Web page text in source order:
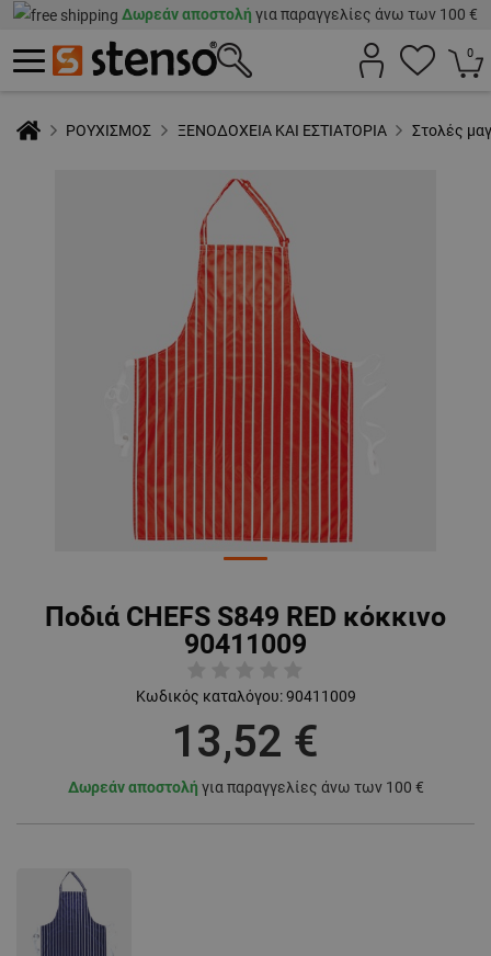
Δωρεάν αποστολή για παραγγελίες άνω των 100 €
0
ΡΟΥΧΙΣΜΟΣ ΞΕΝΟΔΟΧΕΙΑ ΚΑΙ ΕΣΤΙΑΤΟΡΙΑ Στολές
Ποδιά CHEFS S849 RED κόκκινο
90411009
Κωδικός καταλόγου: 90411009
13,52 €
Δωρεάν αποστολή για παραγγελίες άνω των 100 €